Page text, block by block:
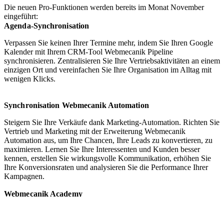
Die neuen Pro-Funktionen werden bereits im Monat November
eingeführt:
Agenda-Synchronisation
Verpassen Sie keinen Ihrer Termine mehr, indem Sie Ihren Google
Kalender mit Ihrem CRM-Tool Webmecanik Pipeline
synchronisieren. Zentralisieren Sie Ihre Vertriebsaktivitäten an einem
einzigen Ort und vereinfachen Sie Ihre Organisation im Alltag mit
wenigen Klicks.
Synchronisation Webmecanik Automation
Steigern Sie Ihre Verkäufe dank Marketing-Automation. Richten Sie
Vertrieb und Marketing mit der Erweiterung Webmecanik
Automation aus, um Ihre Chancen, Ihre Leads zu konvertieren, zu
maximieren. Lernen Sie Ihre Interessenten und Kunden besser
kennen, erstellen Sie wirkungsvolle Kommunikation, erhöhen Sie
Ihre Konversionsraten und analysieren Sie die Performance Ihrer
Kampagnen.
Webmecanik Academy